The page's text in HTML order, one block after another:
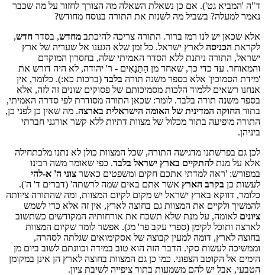
ד"ה 'המביא גט'). אם כן נשאלת השאלה מה הצורך לחזור על מה שכבר
נאמר למעלה? בשביל מה לשנות את התורה בנוסח מחודש?
אלא שכאן יש לנו רמז ברור. התורה צריכה להיכתב מחדש, בסדר חדש,
לקראת הכניסה לארץ ישראל. כל זמן שלא הגענו אל שעריה של ארץ
ישראל, התורה ניתנת ללא הסדר האמיתי שלה, בחסרון המוקדם
והמאוחר. עד כדי כך, שאחד מן הַתַּנָאִים - ר' יהודה, לא היה דורש את
'מידת הסמוכין' אלא בספר משנה תורה בלבד (ברכות כא:). כלומר, אין
אנחנו רשאים ללמוד הלכות מסמיכותם של פסוקים שונים זה לזה, אלא
בספר משנה תורה בלבד. לומר: שכאן התורה מסודרת לפי סדרה האמיתי,
בתור החוקה המדינית של האומה הישראלית בארצה. מה שאין כן לפני כן,
התורה מופיעה בתור מכלול של מצוות דתיות ללא קשר אורגני חברתי
ביניהן.
לכן גם בפרשתנו מדגישה התורה, שכל המצוות כולן לא נתנו מלכתחילה
אלא על מנת להתקיים בארץ ישראל בלבד. כפי שאומר משה רבינו
במפורש: 'ראה למדתי אתכם חקים ומשפטים כאשר צוני ה' א-להי
לעשות כן בקרב הארץ אשר אתם באים שמה לרשתה' (דברים ד' ה').
כלומר, דווקא בארץ ישראל יש מקום לקיום המצוות, ומה שהתורה ציוותה
להמשיך ולקיים את המצוות גם בחוצה לארץ, אין זה אלא כדי לשמש
ציונים לאומה, על מנת שלא תשכח את אורחותיה המקודשים כשתשוב
לארצה ותוכל לקימן (ספרי עקב פר' מג). אפשר לומר שקיום המצוות
בחוצה לארץ, דומה למעין קבוצה של אסקימואים שגלתה לסהרה,
וממשיכה לעשות סקי. הדבר הזה הוא טוב במידה וכוונתם לשוב ביום מן
הימים אל הקוטב הצפוני. כמו כן גם המצוות בחוצה לארץ הן אינן במקומן
הטבעי, אבל יש להם משמעות בתור ציפייה לשיבת ציון.